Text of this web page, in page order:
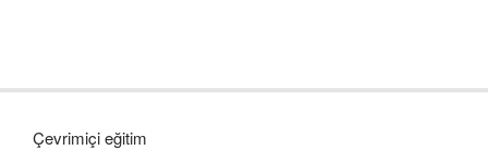
Çevrimiçi eğitim